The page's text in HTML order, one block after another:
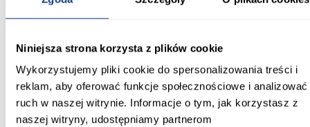
Niniejsza strona korzysta z plików cookie
Wykorzystujemy pliki cookie do spersonalizowania treści i
reklam, aby oferować funkcje społecznościowe i analizować
ruch w naszej witrynie. Informacje o tym, jak korzystasz z
naszej witryny, udostępniamy partnerom
kwadratowy
Kabina z brodzikiem:
Nie
Rodzaj profilu: